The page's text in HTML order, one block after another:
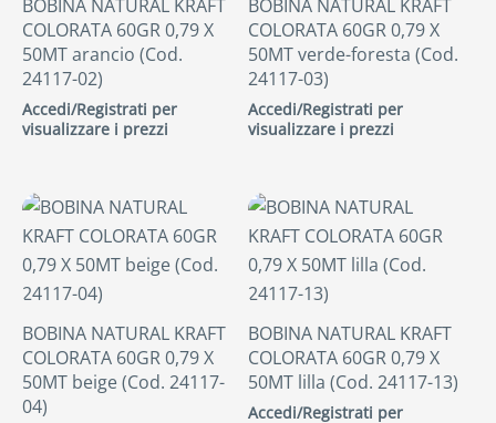
BOBINA NATURAL KRAFT
COLORATA 60GR 0,79 X
50MT arancio (Cod.
24117-02)
Accedi/Registrati per
visualizzare i prezzi
BOBINA NATURAL KRAFT
COLORATA 60GR 0,79 X
50MT verde-foresta (Cod.
24117-03)
Accedi/Registrati per
visualizzare i prezzi
BOBINA NATURAL KRAFT
COLORATA 60GR 0,79 X
50MT beige (Cod. 24117-
04)
BOBINA NATURAL KRAFT
COLORATA 60GR 0,79 X
50MT lilla (Cod. 24117-13)
Accedi/Registrati per